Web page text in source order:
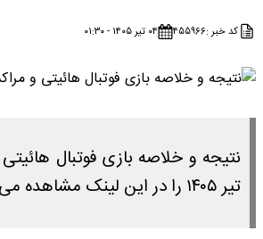
کد خبر :۴۵۵۹۶۶ ۰۴ تیر ۱۴۰۵ - ۰۱:۳۰
تیر ۱۴۰۵ را در این لینک مشاهده می کنید.